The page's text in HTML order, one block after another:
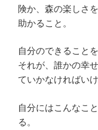
険か、森の楽しさ
助かること。
自分のできること
それが、誰かの幸
ていかなければいけ
自分にはこんなこ
る。